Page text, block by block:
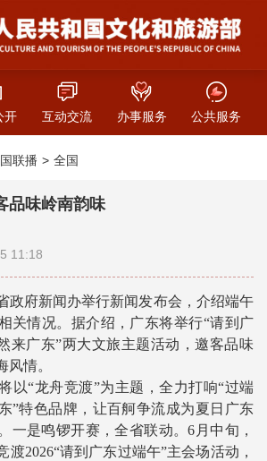
开 互动交流 办事服务 公共服务
联播 全国
品味岭南韵味
11:18
府新闻办举行新闻发布会，介绍端午
关情况。据介绍，广东将举行“请到广
来广东”两大文旅主题活动，邀客品味
风情。
“龙舟竞渡”为主题，全力打响“过端
”特色品牌，让百舸争流成为夏日广东
一是鸣锣开赛，全省联动。6月中旬，
渡2026“请到广东过端午”主会场活动，